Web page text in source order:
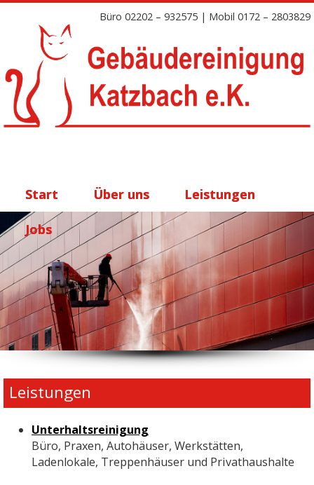
Büro 02202 – 932575 | Mobil 0172 – 2803829
Start Über uns Leistungen
Jobs
Leistungen
Unterhaltsreinigung
Büro, Praxen, Autohäuser, Werkstätten,
Ladenlokale, Treppenhäuser und Privathaushalte